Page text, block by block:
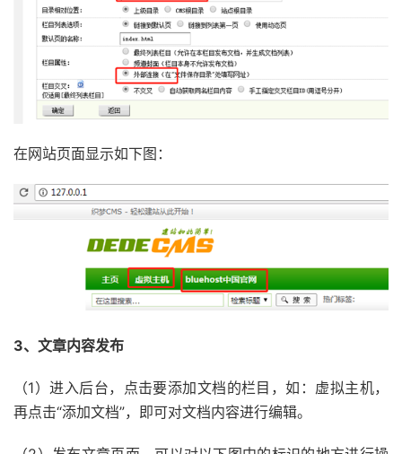
在网站页面显示如下图：
3、文章内容发布
（1）进入后台，点击要添加文档的栏目，如：虚拟主机，
再点击“添加文档”，即可对文档内容进行编辑。